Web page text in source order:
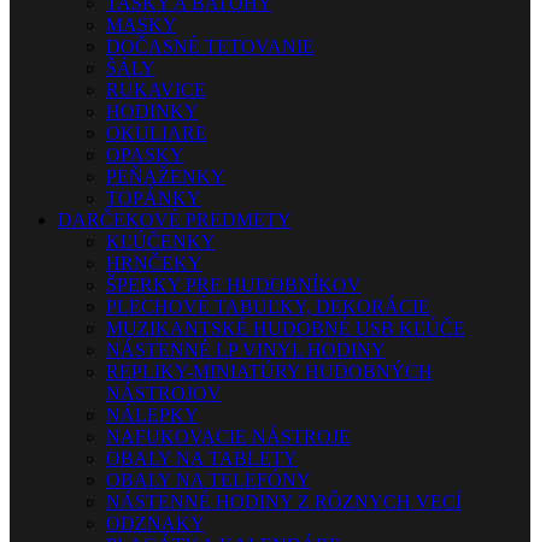
MASKY
DOČASNÉ TETOVANIE
ŠÁLY
RUKAVICE
HODINKY
OKULIARE
OPASKY
PEŇAŽENKY
TOPÁNKY
DARČEKOVÉ PREDMETY
KĽÚČENKY
HRNČEKY
ŠPERKY PRE HUDOBNÍKOV
PLECHOVÉ TABUĽKY, DEKORÁCIE
MUZIKANTSKÉ HUDOBNÉ USB KĽÚČE
NÁSTENNÉ LP VINYL HODINY
REPLIKY-MINIATÚRY HUDOBNÝCH
NÁSTROJOV
NÁLEPKY
NAFUKOVACIE NÁSTROJE
OBALY NA TABLETY
OBALY NA TELEFÓNY
NÁSTENNÉ HODINY Z RÔZNYCH VECÍ
ODZNAKY